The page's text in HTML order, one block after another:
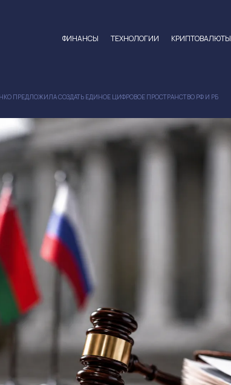
ФИНАНСЫ ТЕХНОЛОГИИ КРИПТОВАЛЮТЫ
ПРЕДЛОЖИЛА СОЗДАТЬ ЕДИНОЕ ЦИФРОВОЕ ПРОСТРАНСТВО РФ И РБ